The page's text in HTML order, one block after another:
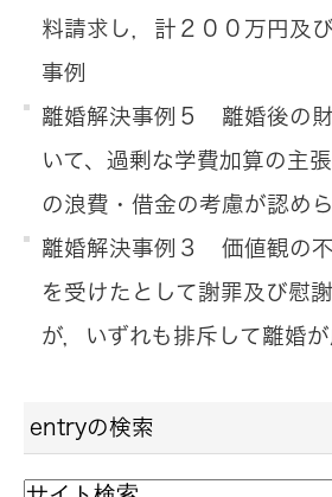
料請求し，計２００万円及
事例
離婚解決事例５ 離婚後の
いて、過剰な学費加算の主
の浪費・借金の考慮が認め
離婚解決事例３ 価値観の
を受けたとして謝罪及び慰
が，いずれも排斥して離婚
entryの検索